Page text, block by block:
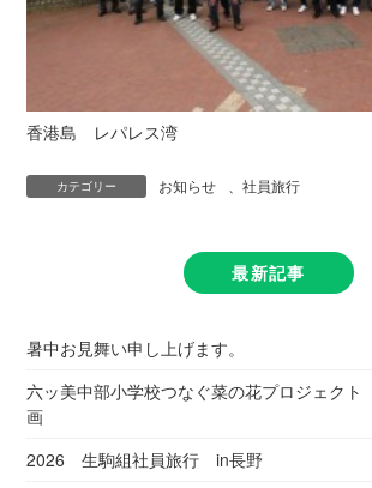
香港島 レパレス湾
カテゴリー お知らせ 社員旅行
最新記事
暑中お見舞い申し上げます。
六ッ美中部小学校つなぐ菜の花プロジェク
画
2026 生駒組社員旅行 in長野